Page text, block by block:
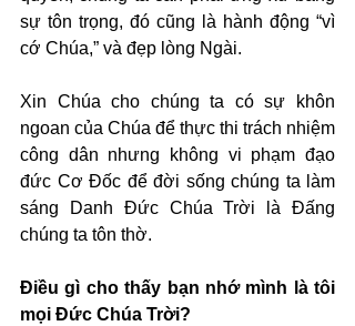
sự tôn trọng, đó cũng là hành động “vì
cớ Chúa,” và đẹp lòng Ngài.
Xin Chúa cho chúng ta có sự khôn
ngoan của Chúa để thực thi trách nhiệm
công dân nhưng không vi phạm đạo
đức Cơ Đốc để đời sống chúng ta làm
sáng Danh Đức Chúa Trời là Đấng
chúng ta tôn thờ.
Điều gì cho thấy bạn nhớ mình là tôi
mọi Đức Chúa Trời?